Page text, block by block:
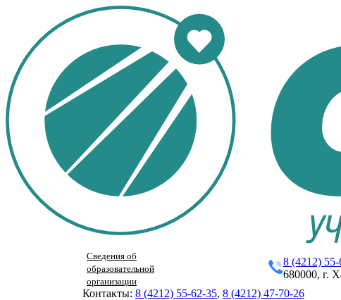
Сведения об
образовательной
организации
8 (4212) 55-
680000, г.
Контакты: 8 (4212) 55-62-35, 8 (4212) 47-70-26